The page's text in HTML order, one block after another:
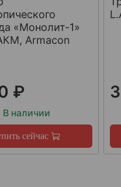
«Монолит-1»
Armacon
₽
В наличии
сейчас